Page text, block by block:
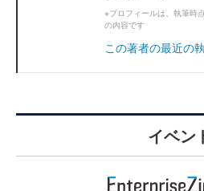
※プロフィールは、執筆時
の内容です
この著者の最近の
イベン